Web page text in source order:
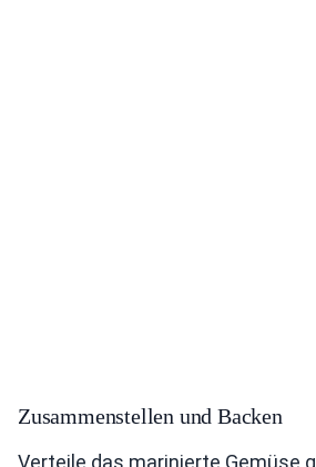
Zusammenstellen und Backen